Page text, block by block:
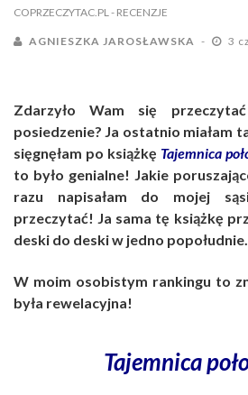
COPRZECZYTAC.PL - RECENZJE
AGNIESZKA JAROSŁAWSKA 3
Zdarzyło Wam się
posiedzenie? Ja ostatnio miałam
sięgnęłam po książkę Tajemnica
to było genialne! Jakie
razu napisałam do mojej
przeczytać! Ja sama tę książkę
deski do deski w jedno popołudnie.
W moim osobistym rankingu to
była rewelacyjna!
Tajemnica